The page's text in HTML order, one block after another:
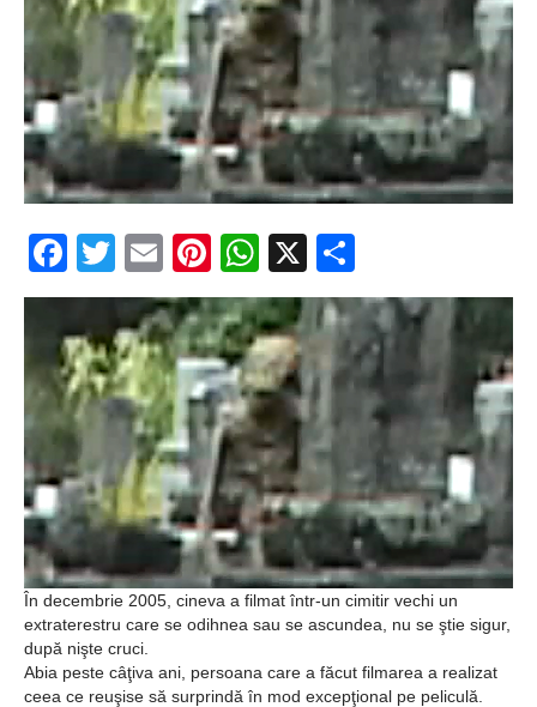
Vrăjitoare
zburătoare în Mexic
Magia în Thailanda
Madona lacrimilor
din Siracusa
Uimitoarea viaţă a
Teresei Neumann
Derba, un oraş
misterios vizitat şi
de sfântul Petre
Vrăjitorul Merlin şi
regele Arthur
Şi-a vândut soţia
pentru un ritual de
magie neagră
Facebook
Twitter
EmailPinterest
WhatsApp
X
În decembrie 2005, cineva a filmat într-un cimitir vechi un
extraterestru care se odihnea sau se ascundea, nu se ştie sigur,
după nişte cruci.
Abia peste câţiva ani, persoana care a făcut filmarea a realizat
ceea ce reuşise să surprindă în mod excepţional pe peliculă.